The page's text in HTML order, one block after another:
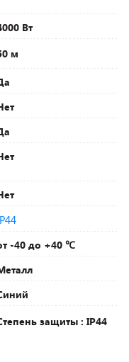
Вт
м
-40 до +40 ℃
защиты : IP44